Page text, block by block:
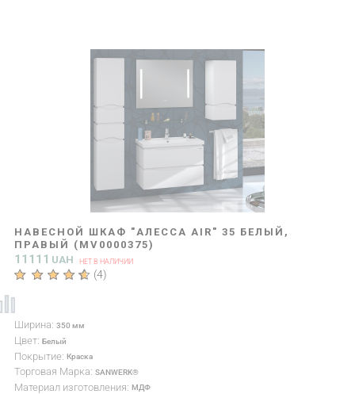
НАВЕСНОЙ ШКАФ "АЛЕССА AIR" 35 БЕЛЫЙ,
ПРАВЫЙ (MV0000375)
(4)
11111 UAH НЕТ В НАЛИЧИИ
Ширина: 350 мм
Цвет: Белый
Покрытие: Краска
Торговая Марка: SANWERK®
Материал изготовления: МДФ